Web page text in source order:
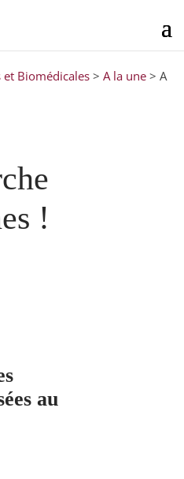
et Biomédicales > A la une > A
!
au